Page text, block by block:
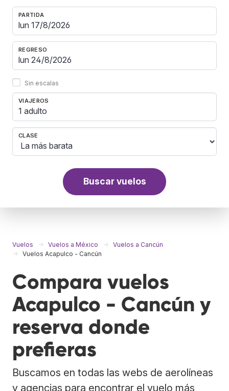
PARTIDA
REGRESO
Sin escalas
VIAJEROS
1 adulto
CLASE
Buscar vuelos
Vuelos Vuelos a México
Vuelos a Cancún
Vuelos Acapulco - Cancún
Compara vuelos
Acapulco - Cancún y
reserva donde
prefieras
Buscamos en todas las webs de aerolíneas
y agencias para encontrar el vuelo más